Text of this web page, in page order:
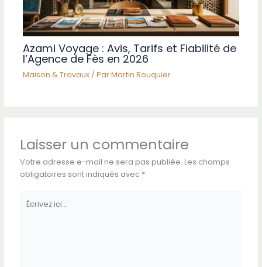
Azami Voyage : Avis, Tarifs et Fiabilité de
l’Agence de Fès en 2026
Maison & Travaux/ ParMartin Rouquier
Laisser un commentaire
Votre adresse e-mail ne sera pas publiée. Les champs
obligatoires sont indiqués avec *
ici…